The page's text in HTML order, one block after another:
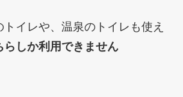
イレや、温泉のトイレも使え
らしか利用できません